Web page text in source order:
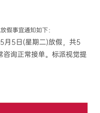
假事宜通知如下：
5日(星期二)放假，共5
询正常接单。标派视觉提